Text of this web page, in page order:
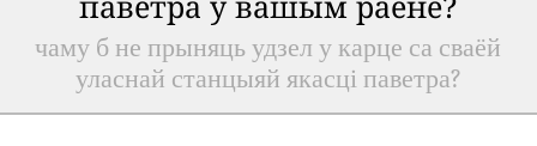
чаму б не прыняць удзел у карце са сваёй
уласнай станцыяй якасці паветра?